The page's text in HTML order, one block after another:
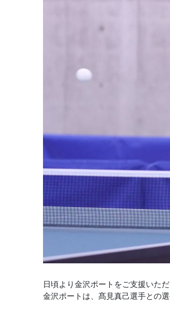
日頃より金沢ポートをご支援いた
金沢ポートは、髙見真己選手との